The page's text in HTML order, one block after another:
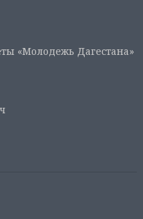
«Молодежь Дагестана»